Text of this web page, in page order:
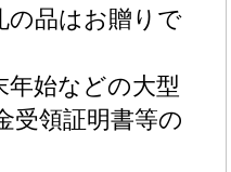
の品はお贈りで
年始などの大型
受領証明書等の